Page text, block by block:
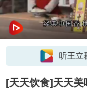
听王立
[天天饮食]天天美